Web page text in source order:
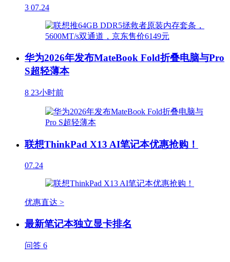
3 07.24
华为2026年发布MateBook Fold折叠电脑与Pro
S超轻薄本
8 23小时前
联想ThinkPad X13 AI笔记本优惠抢购！
07.24
优惠直达 >
最新笔记本独立显卡排名
问答 6